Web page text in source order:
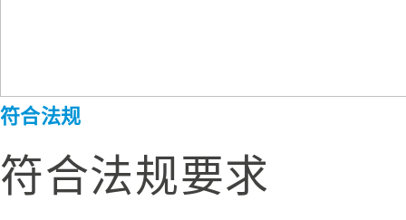
符合法规
符合法规要求